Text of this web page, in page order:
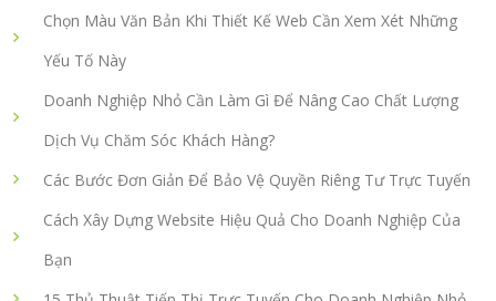
Chọn Màu Văn Bản Khi Thiết Kế Web Cần Xem Xét Những
Yếu Tố Này
Doanh Nghiệp Nhỏ Cần Làm Gì Để Nâng Cao Chất Lượng
Dịch Vụ Chăm Sóc Khách Hàng?
Các Bước Đơn Giản Để Bảo Vệ Quyền Riêng Tư Trực Tuyến
Cách Xây Dựng Website Hiệu Quả Cho Doanh Nghiệp Của
Bạn